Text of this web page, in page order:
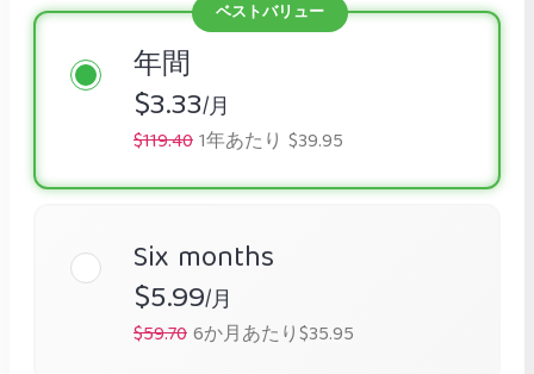
年間
$3.33/月
$119.401年あたり $39.95
Six months
$5.99/月
$59.706か月あたり$35.95